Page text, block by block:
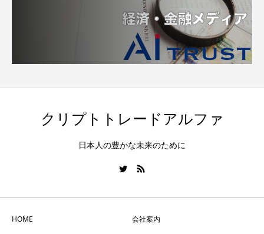
クリプトトレードアルファ
日本人の豊かな未来のために
HOME
会社案内